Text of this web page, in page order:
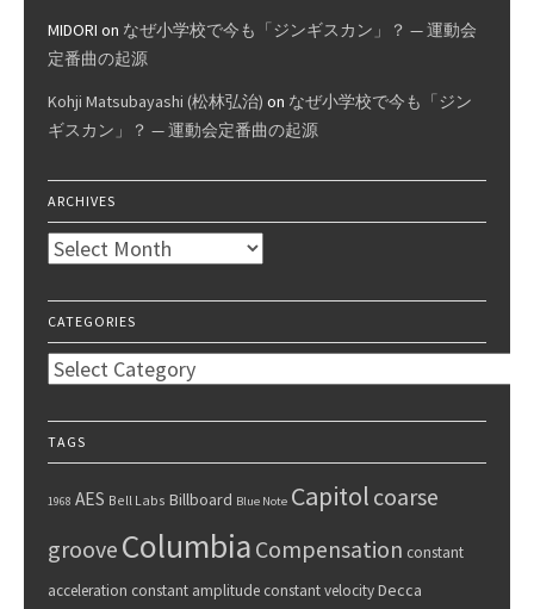
MIDORI on なぜ小学校で今も「ジンギスカン」？ — 運動会
定番曲の起源
Kohji Matsubayashi (松林弘治) on なぜ小学校で今も「ジン
ギスカン」？ — 運動会定番曲の起源
ARCHIVES
Archives
CATEGORIES
Categories
TAGS
1968 AES Bell Labs Billboard Blue Note Capitol coarse
groove Columbia Compensation constant
acceleration constant amplitude constant velocityDecca